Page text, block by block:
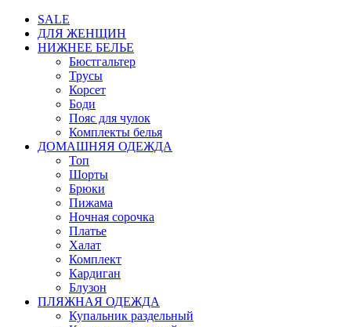
SALE
ДЛЯ ЖЕНЩИН
НИЖНЕЕ БЕЛЬЕ
Бюстгальтер
Трусы
Корсет
Боди
Пояс для чулок
Комплекты белья
ДОМАШНЯЯ ОДЕЖДА
Топ
Шорты
Брюки
Пижама
Ночная сорочка
Платье
Халат
Комплект
Кардиган
Блузон
ПЛЯЖНАЯ ОДЕЖДА
Купальник раздельный